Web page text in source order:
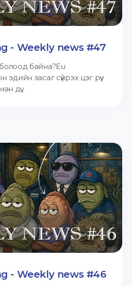
- Weekly news #47
байна?Eu
эдийн засаг сүйрэх цэг рүү
дү...
- Weekly news #46